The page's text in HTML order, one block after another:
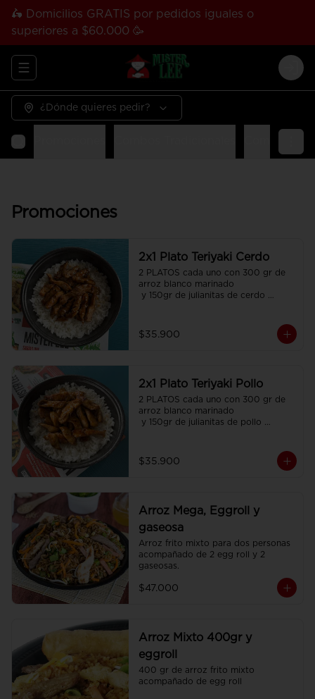
🛵 Domicilios GRATIS por pedidos iguales o
superiores a $60.000 🥳
Abrir menu de navegación
¿Dónde quieres pedir?
Promociones
2x1 Plato Teriyaki Cerdo
2 PLATOS cada uno con 300 gr de
arroz blanco marinado
y 150gr de julianitas de cerdo
$35.900
2x1 Plato Teriyaki Pollo
2 PLATOS cada uno con 300 gr de
arroz blanco marinado
y 150gr de julianitas de pollo
$35.900
Arroz Mega, Eggroll y
gaseosa
Arroz frito mixto para dos personas
acompañado de 2 egg roll y 2
gaseosas.
$47.000
Arroz Mixto 400gr y
eggroll
400 gr de arroz frito mixto
acompañado de egg roll